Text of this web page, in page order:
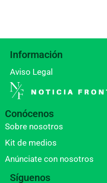
Información
Aviso Legal
Conócenos
Sobre nosotros
Kit de medios
Anúnciate con nosotros
Síguenos